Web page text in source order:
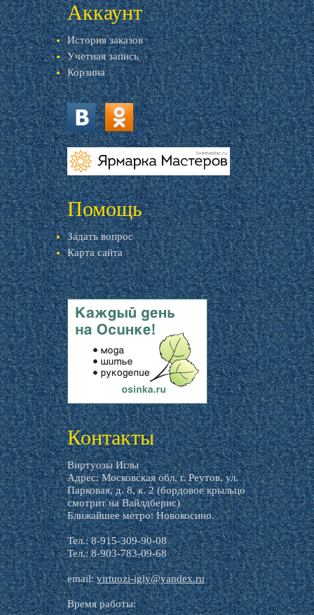
Аккаунт
История заказов
Учетная запись
Корзина
vk.com ok.ru
livemaster.ru
Помощь
Задать вопрос
Карта сайта
livemaster.ru
Контакты
Виртуозы Иглы
Адрес: Московская обл, г. Реутов, ул.
Парковая, д. 8, к. 2 (бордовое крыльцо
смотрит на Вайлдберис)
Ближайшее метро: Новокосино.
Тел.: 8-915-309-90-08
Тел.: 8-903-783-09-68
email:virtuozi-igly@yandex.ru
Время работы: